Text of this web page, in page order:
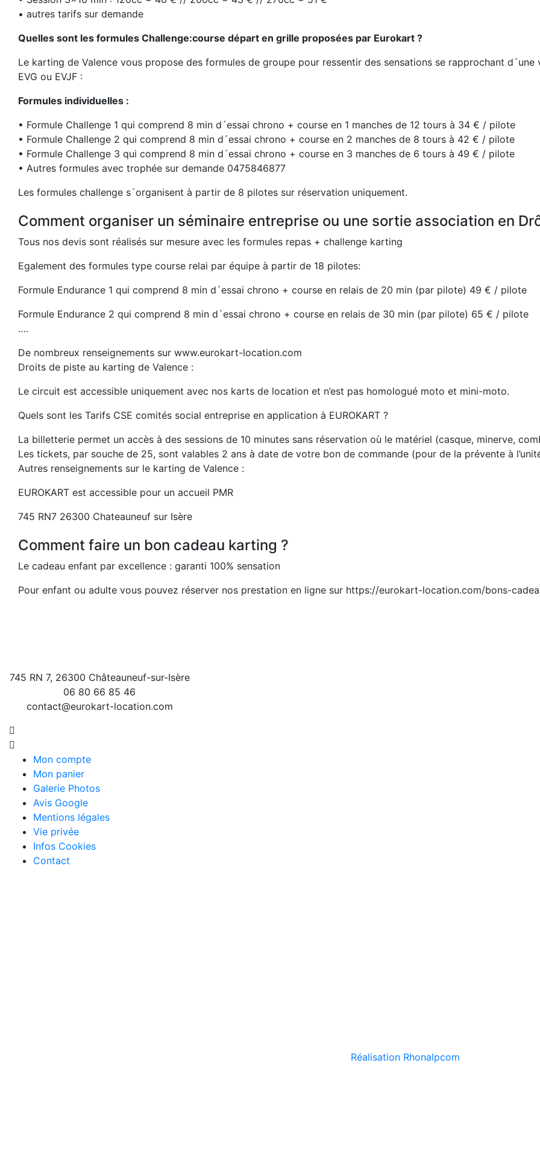
• autres tarifs sur demande
Quelles sont les formules Challenge:course départ en grille proposées par Eurokart ?
Le karting de Valence vous propose des formules de groupe pour ressentir des sensations se rapprochant d´une
EVG ou EVJF :
Formules individuelles :
• Formule Challenge 1 qui comprend 8 min d´essai chrono + course en 1 manches de 12 tours à 34 € / pilote
• Formule Challenge 2 qui comprend 8 min d´essai chrono + course en 2 manches de 8 tours à 42 € / pilote
• Formule Challenge 3 qui comprend 8 min d´essai chrono + course en 3 manches de 6 tours à 49 € / pilote
• Autres formules avec trophée sur demande 0475846877
Les formules challenge s´organisent à partir de 8 pilotes sur réservation uniquement.
Comment organiser un séminaire entreprise ou une sortie association en
Tous nos devis sont réalisés sur mesure avec les formules repas + challenge karting
Egalement des formules type course relai par équipe à partir de 18 pilotes:
Formule Endurance 1 qui comprend 8 min d´essai chrono + course en relais de 20 min (par pilote) 49 € / pilote
Formule Endurance 2 qui comprend 8 min d´essai chrono + course en relais de 30 min (par pilote) 65 € / pilote
….
De nombreux renseignements sur www.eurokart-location.com
Droits de piste au karting de Valence :
Le circuit est accessible uniquement avec nos karts de location et n’est pas homologué moto et mini-moto.
Quels sont les Tarifs CSE comités social entreprise en application à EUROKART ?
La billetterie permet un accès à des sessions de 10 minutes sans réservation où le matériel (casque, minerve,
Les tickets, par souche de 25, sont valables 2 ans à date de votre bon de commande (pour de la prévente à
Autres renseignements sur le karting de Valence :
EUROKART est accessible pour un accueil PMR
745 RN7 26300 Chateauneuf sur Isère
Comment faire un bon cadeau karting ?
Le cadeau enfant par excellence : garanti 100% sensation
Pour enfant ou adulte vous pouvez réserver nos prestation en ligne sur https://eurokart-location.com/bons-
745 RN 7, 26300 Châteauneuf-sur-Isère
06 80 66 85 46
contact@eurokart-location.com
Mon compte
Mon panier
Galerie Photos
Avis Google
Mentions légales
Vie privée
Infos Cookies
Contact
Réalisation Rhonalpcom